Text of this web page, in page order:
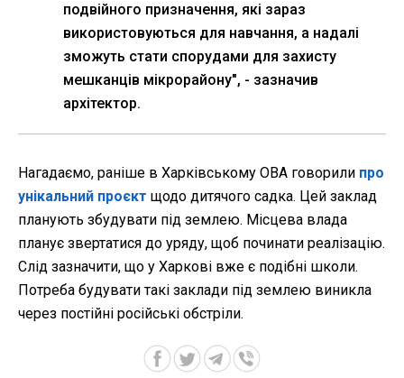
подвійного призначення, які зараз
використовуються для навчання, а надалі
зможуть стати спорудами для захисту
мешканців мікрорайону", - зазначив
архітектор.
Нагадаємо, раніше в Харківському ОВА говорили про
унікальний проєкт щодо дитячого садка. Цей заклад
планують збудувати під землею. Місцева влада
планує звертатися до уряду, щоб починати реалізацію.
Слід зазначити, що у Харкові вже є подібні школи.
Потреба будувати такі заклади під землею виникла
через постійні російські обстріли.